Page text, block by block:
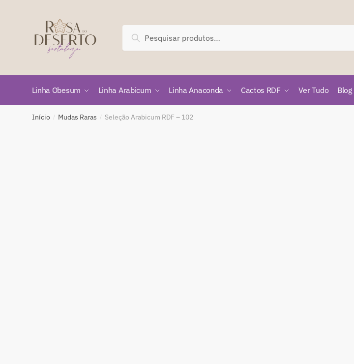
por:
Pesquisar
Linha Obesum Linha Arabicum Linha Anaconda Cactos RDF Ver Tudo Blog
Início / Mudas Raras / Seleção Arabicum RDF – 102